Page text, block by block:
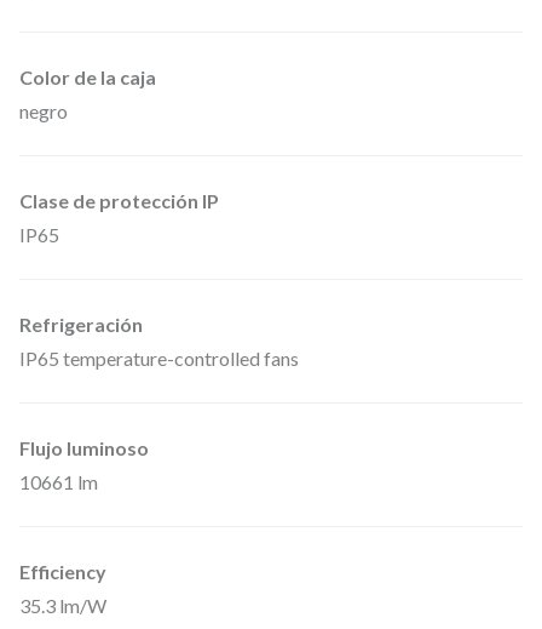
Color de la caja
negro
Clase de protección IP
IP65
Refrigeración
IP65 temperature-controlled fans
Flujo luminoso
10661 lm
Efficiency
35.3 lm/W